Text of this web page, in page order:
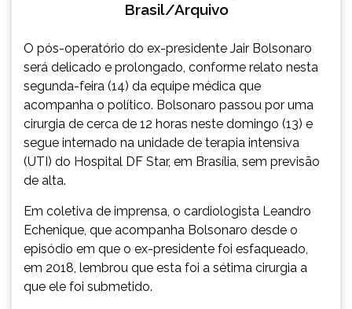
Brasil/Arquivo
O pós-operatório do ex-presidente Jair Bolsonaro
será delicado e prolongado, conforme relato nesta
segunda-feira (14) da equipe médica que
acompanha o político. Bolsonaro passou por uma
cirurgia de cerca de 12 horas neste domingo (13) e
segue internado na unidade de terapia intensiva
(UTI) do Hospital DF Star, em Brasília, sem previsão
de alta.
Em coletiva de imprensa, o cardiologista Leandro
Echenique, que acompanha Bolsonaro desde o
episódio em que o ex-presidente foi esfaqueado,
em 2018, lembrou que esta foi a sétima cirurgia a
que ele foi submetido.